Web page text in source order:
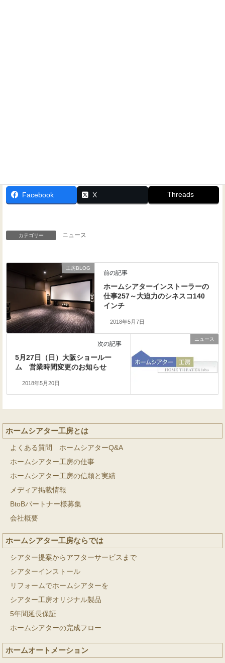
Facebook X Threads
カテゴリー ニュース
工房BLOG
前の記事
ホームシアターインストーラーの
仕事257～大迫力のシネスコ140
インチ
2018年5月7日
ニュース
次の記事
5月27日（日）大阪ショールー
ム 営業時間変更のお知らせ
2018年5月20日
ホームシアター工房とは
よくある質問 ホームシアターQ&A
ホームシアター工房の仕事
ホームシアター工房の信頼と実績
メディア掲載情報
BtoBパートナー様募集
会社概要
ホームシアター工房ならでは
シアター提案からアフターサービスまで
シアターインストール
リフォームでホームシアターを
シアター工房オリジナル製品
5年間延長保証
ホームシアターの完成フロー
ホームオートメーション